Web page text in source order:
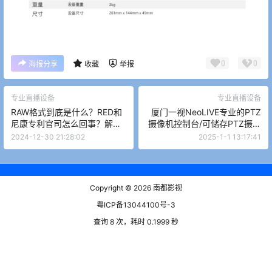
海报分享 收藏 举报 0 0
专业直播设备
RAW格式到底是什么？RED和
尼康专利官司怎么回事？解析
从CMOS到人眼可见图像的全
2024-12-30 21:28:02
专业直播设备
厦门一视NeoLIVE专业的PTZ
摄像机控制台/可储存PTZ摄像
机运动轨迹/带台历功能
2025-1-1 13:17:41
Copyright © 2026 南都影视
粤ICP备13044100号-3
查询 8 次，耗时 0.1999 秒